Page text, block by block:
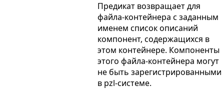
Предикат возвращает для
файла-контейнера с заданным
именем список описаний
компонент, содержащихся в
этом контейнере. Компоненты
этого файла-контейнера могут
не быть зарегистрированными
в pzl-системе.